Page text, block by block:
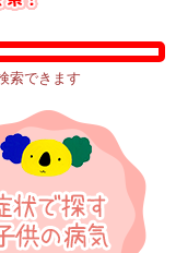
索できます